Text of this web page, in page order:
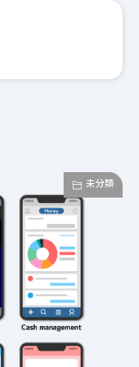
未分類